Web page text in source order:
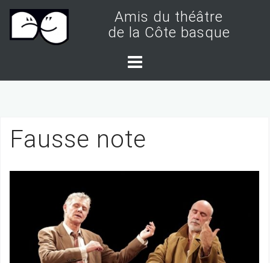
t
Amis du théâtre
de la Côte basque
Fausse note